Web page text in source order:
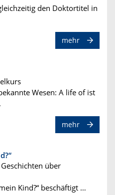
den Doktortitel in
mehr
Wesen: A life of ist
mehr
über
Kind?“ beschäftigt …